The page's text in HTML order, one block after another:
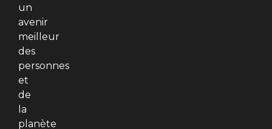
un
avenir
meilleur
des
personnes
et
de
la
planète